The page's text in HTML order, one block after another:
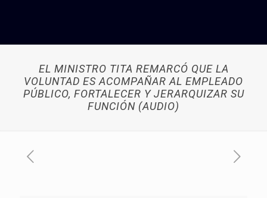
EL MINISTRO TITA REMARCÓ QUE LA
VOLUNTAD ES ACOMPAÑAR AL EMPLEADO
PÚBLICO, FORTALECER Y JERARQUIZAR SU
FUNCIÓN (AUDIO)